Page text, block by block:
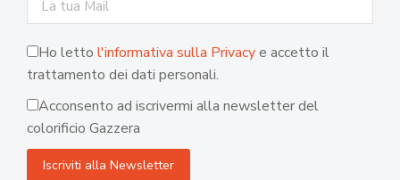
Ho letto l'informativa sulla Privacye accetto il
trattamento dei dati personali.
Acconsento ad iscrivermi alla newsletter del
colorificio Gazzera